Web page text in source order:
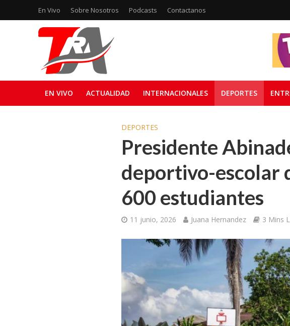
En Vivo Sobre Nosotros Podcasts Contactanos
EN VIVO ACTUALIDAD INTERNACIONALES DEPORTES
DEPORTES
Presidente
deportivo-escolar
600 estudiantes
11 junio, 2026 Juana Hernandez 3 Mins